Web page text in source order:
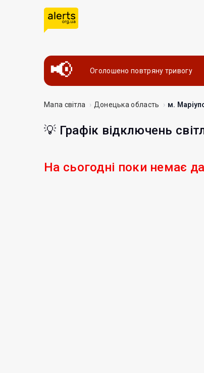
Оголошено повтряну тривогу
Мапа світла Донецька область м.
💡 Графік відключень
На сьогодні поки немає